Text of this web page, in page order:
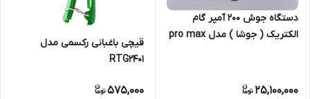
دستگاه جوش 200 آمپر گام
الکتریک ( جوشا ) مدل pro max
25,100,000
قیچی باغبانی رکسمی مدل
RTG2401
575,000